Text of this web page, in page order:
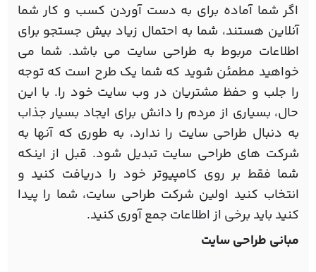
اگر شما آماده برای به دست آوردن کسب و کار شما
آنلاین هستند، شما به احتمال زیاد بیش جستجو برای
اطلاعات مربوط به طراحی سایت می باشد. شما می
خواهید مطمئن شوید که شما یک طرح است که توجه
را جلب و حفظ مشتریان در وب سایت خود را. با این
حال، بسیاری از مردم را دانش برای ایجاد بسیار جذاب
به دنبال طراحی سایت را ندارد، به طوری که آنها به
شرکت های طراحی سایت تبدیل شود. قبل از اینکه
شما فقط بر روی کامپیوتر خود را دریافت کنید و
انتخاب کنید اولین شرکت طراحی سایت، شما را پیدا
کنید باید برخی از اطلاعات جمع آوری کنید.
مبانی طراحی سایت